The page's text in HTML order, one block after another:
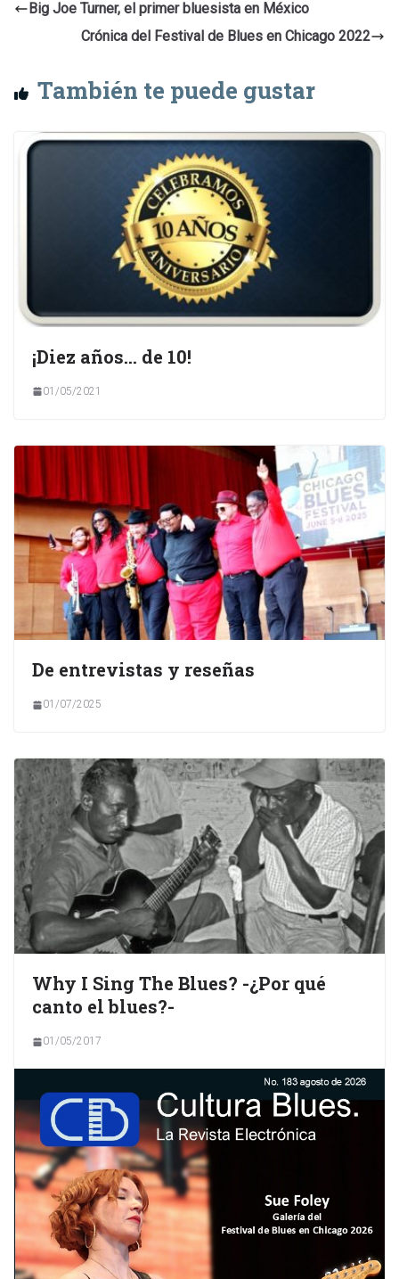
Big Joe Turner, el primer bluesista en México
Crónica del Festival de Blues en Chicago 2022
También te puede gustar
¡Diez años… de 10!
01/05/2021
De entrevistas y reseñas
01/07/2025
Why I Sing The Blues? -¿Por qué
canto el blues?-
01/05/2017